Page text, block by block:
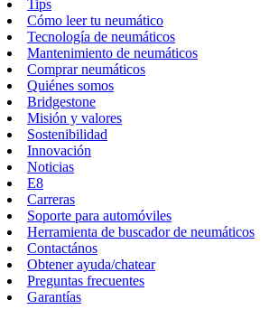
Tips
Cómo leer tu neumático
Tecnología de neumáticos
Mantenimiento de neumáticos
Comprar neumáticos
Quiénes somos
Bridgestone
Misión y valores
Sostenibilidad
Innovación
Noticias
E8
Carreras
Soporte para automóviles
Herramienta de buscador de neumáticos
Contactános
Obtener ayuda/chatear
Preguntas frecuentes
Garantías